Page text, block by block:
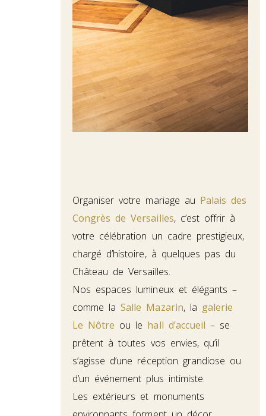
Organiser votre mariage au Palais des
Congrès de Versailles, c’est offrir à
votre célébration un cadre prestigieux,
chargé d’histoire, à quelques pas du
Château de Versailles.
Nos espaces lumineux et élégants –
comme laSalle Mazarin, la galerie
Le Nôtre ou le hall d’accueil – se
prêtent à toutes vos envies, qu’il
s’agisse d’une réception grandiose ou
d’un événement plus intimiste.
Les extérieurs et monuments